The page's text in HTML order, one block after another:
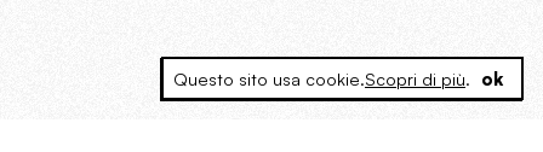
Questo sito usa cookie.Scopri di più. ok